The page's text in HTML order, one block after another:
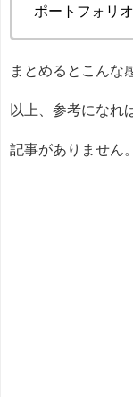
ポートフォリ
まとめるとこんな
以上、参考になれ
記事がありません。